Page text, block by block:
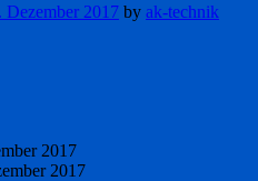
Dezember 2017 by ak-technik
2017
2017